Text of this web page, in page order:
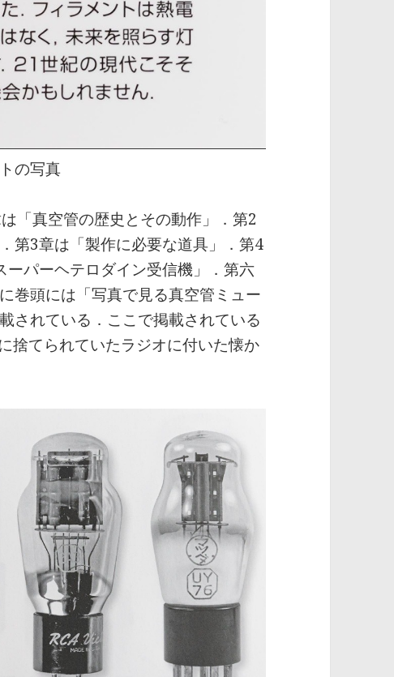
の写真
「真空管の歴史とその動作」．第2
第3章は「製作に必要な道具」．第4
パーヘテロダイン受信機」．第六
巻頭には「写真で見る真空管ミュー
されている．ここで掲載されている
捨てられていたラジオに付いた懐か